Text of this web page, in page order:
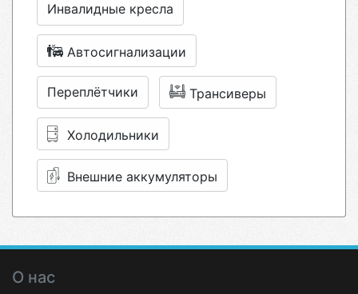
Инвалидные кресла
Автосигнализации
Переплётчики Трансиверы
Холодильники
Внешние аккумуляторы
О нас